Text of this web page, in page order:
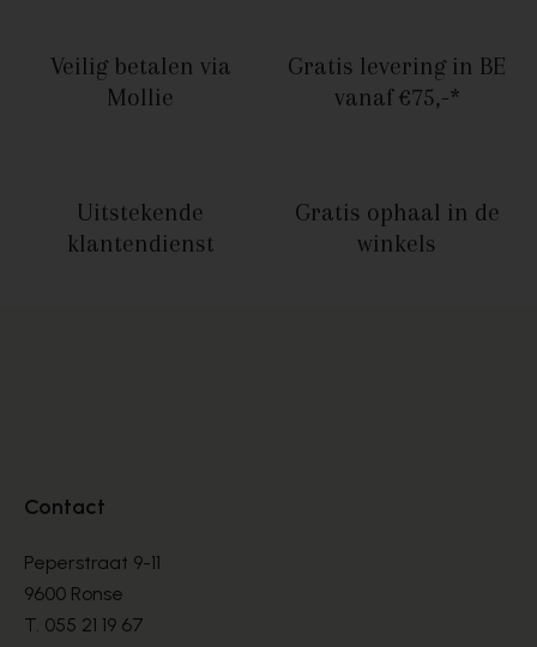
Veilig betalen via
Mollie
Gratis levering in BE
vanaf €75,-*
Uitstekende
klantendienst
Gratis ophaal in de
winkels
Contact
Peperstraat 9-11
9600 Ronse
T. 055 21 19 67